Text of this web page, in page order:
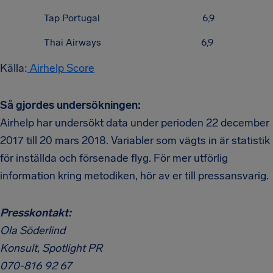
Tap Portugal 6,9
Thai Airways 6,9
Källa: Airhelp Score
Så gjordes undersökningen:
Airhelp har undersökt data under perioden 22 december
2017 till 20 mars 2018. Variabler som vägts in är statistik
för inställda och försenade flyg. För mer utförlig
information kring metodiken, hör av er till pressansvarig.
Presskontakt:
Ola Söderlind
Konsult, Spotlight PR
070-816 92 67